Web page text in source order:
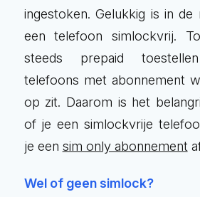
ingestoken. Gelukkig is in de
een telefoon simlockvrij.
steeds prepaid
telefoons met abonnement
op zit. Daarom is het
of je een simlockvrije
je een sim only abonnement
Wel of geen simlock?